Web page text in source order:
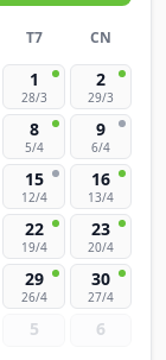
T7 CN
1
28/3
2
29/3
8
5/4
9
6/4
15
12/4
16
13/4
22
19/4
23
20/4
29
26/4
30
27/4
5 6